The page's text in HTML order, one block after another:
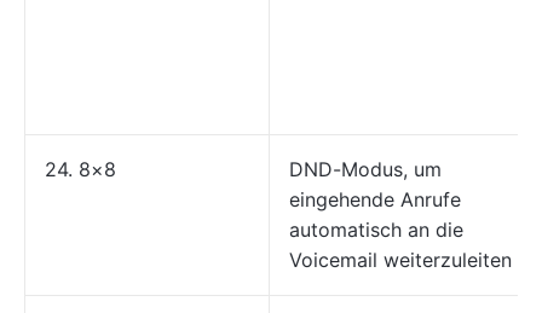
24. 8×8
DND-Modus, um
eingehende Anrufe
automatisch an die
Voicemail weiterzuleiten